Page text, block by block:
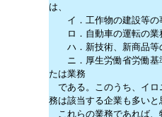
は、
イ．工作物の建設等の
ロ．自動車の運転の業
ハ．新技術、新商品等
ニ．厚生労働省労働基
たは業務
である。このうち、イロ
務は該当する企業も多いと
これらの業務であれば、